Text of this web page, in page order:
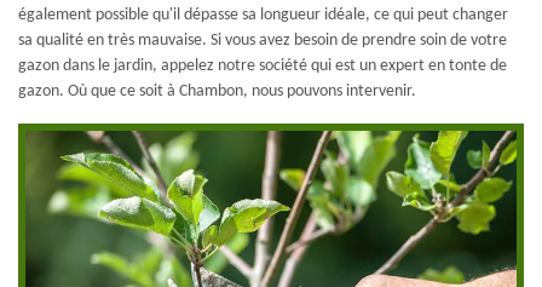
également possible qu'il dépasse sa longueur idéale, ce qui peut changer
sa qualité en très mauvaise. Si vous avez besoin de prendre soin de votre
gazon dans le jardin, appelez notre société qui est un expert en tonte de
gazon. Où que ce soit à Chambon, nous pouvons intervenir.